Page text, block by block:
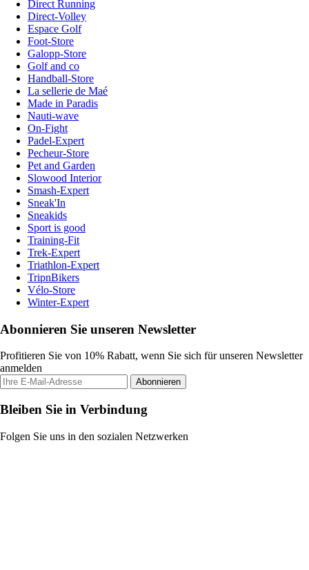
Direct Running
Direct-Volley
Espace Golf
Foot-Store
Galopp-Store
Golf and co
Handball-Store
La sellerie de Maé
Made in Paradis
Nauti-wave
On-Fight
Padel-Expert
Pecheur-Store
Pet and Garden
Slowood Interior
Smash-Expert
Sneak'In
Sneakids
Sport is good
Training-Fit
Trek-Expert
Triathlon-Expert
TripnBikers
Vélo-Store
Winter-Expert
Abonnieren Sie unseren Newsletter
Profitieren Sie von 10% Rabatt, wenn Sie sich für unseren Newsletter
anmelden
Abonnieren
Bleiben Sie in Verbindung
Folgen Sie uns in den sozialen Netzwerken